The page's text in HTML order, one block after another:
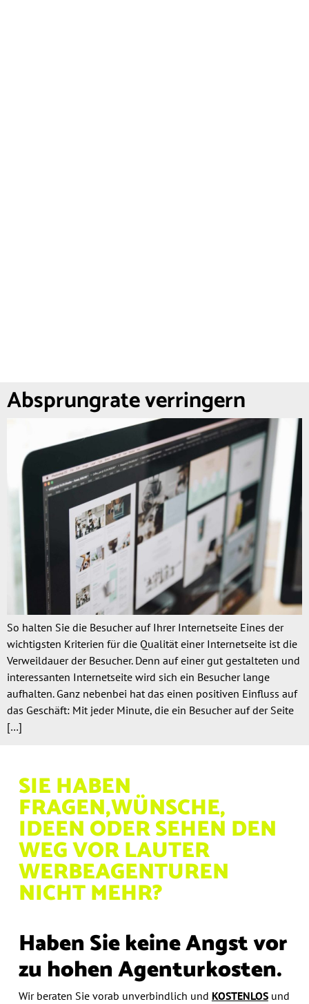
Absprungrate verringern
So halten Sie die Besucher auf Ihrer Internetseite Eines der
wichtigsten Kriterien für die Qualität einer Internetseite ist die
Verweildauer der Besucher. Denn auf einer gut gestalteten und
interessanten Internetseite wird sich ein Besucher lange
aufhalten. Ganz nebenbei hat das einen positiven Einfluss auf
das Geschäft: Mit jeder Minute, die ein Besucher auf der Seite
[…]
SIE HABEN
FRAGEN,WÜNSCHE,
IDEEN ODERSEHEN DEN
WEG VORLAUTER
WERBEAGENTUREN
NICHT MEHR?
Haben Sie keine Angst vor
zu hohen Agenturkosten.
Wir beraten Sie vorab unverbindlich und KOSTENLOSund